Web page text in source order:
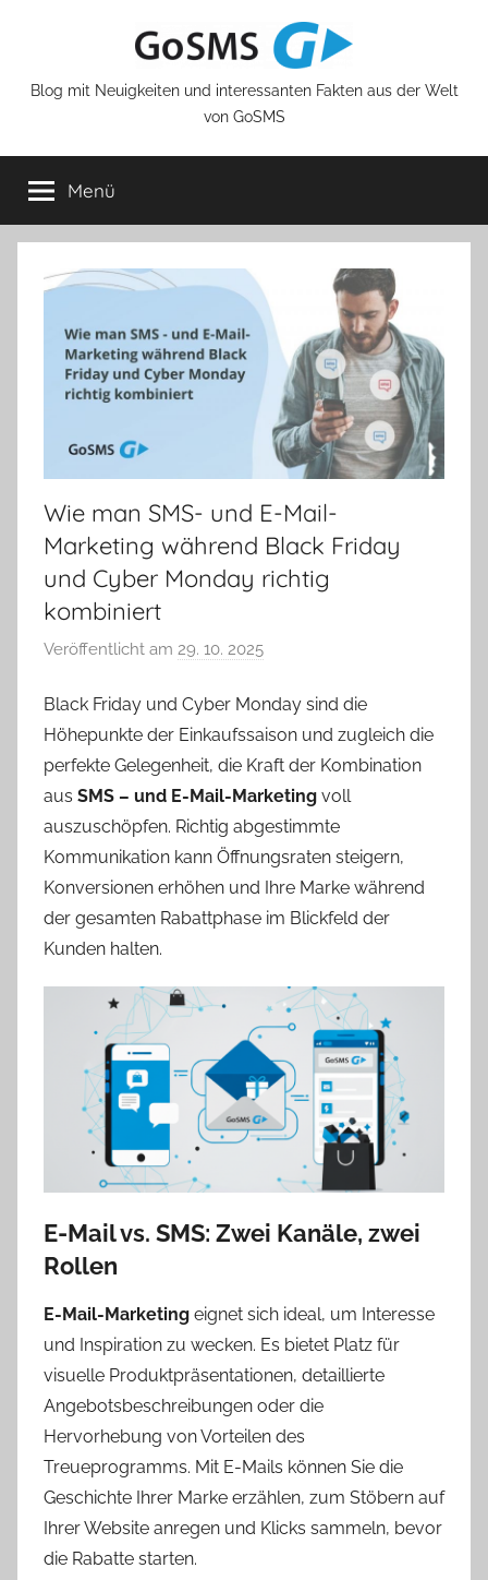
Blog mit Neuigkeiten und interessanten Fakten aus der Welt
von GoSMS
Menü
Wie man SMS- und E-Mail-
Marketing während Black Friday
und Cyber Monday richtig
kombiniert
Veröffentlicht am 29. 10. 2025
n
P
a
v
e
C
k
Black Friday und Cyber Monday sind die
Höhepunkte der Einkaufssaison und zugleich die
perfekte Gelegenheit, die Kraft der Kombination
aus SMS – und E-Mail-Marketing voll
auszuschöpfen. Richtig abgestimmte
Kommunikation kann Öffnungsraten steigern,
Konversionen erhöhen und Ihre Marke während
der gesamten Rabattphase im Blickfeld der
Kunden halten.
E-Mail vs. SMS: Zwei Kanäle, zwei
Rollen
E-Mail-Marketing eignet sich ideal, um Interesse
und Inspiration zu wecken. Es bietet Platz für
visuelle Produktpräsentationen, detaillierte
Angebotsbeschreibungen oder die
Hervorhebung von Vorteilen des
Treueprogramms. Mit E-Mails können Sie die
Geschichte Ihrer Marke erzählen, zum Stöbern auf
Ihrer Website anregen und Klicks sammeln, bevor
die Rabatte starten.